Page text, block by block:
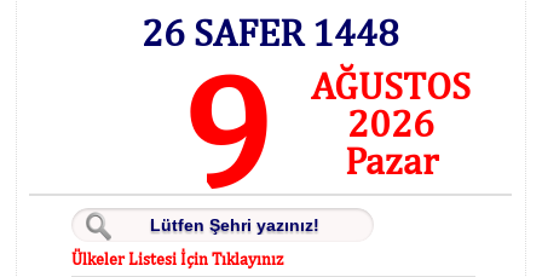
26 SAFER 1448
9
AĞUSTOS
2026
Pazar
Ülkeler Listesi İçin Tıklayınız